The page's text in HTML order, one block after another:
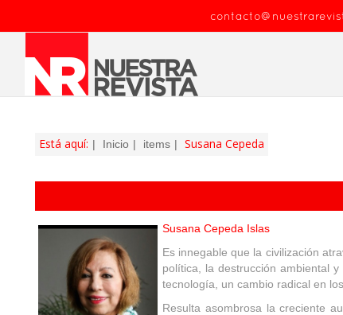
Está aquí: Inicio items Susana Cepeda
Susana Cepeda Islas
Es innegable que la civilización
política, la destrucción ambiental
tecnología, un cambio radical en
Resulta asombrosa la creciente